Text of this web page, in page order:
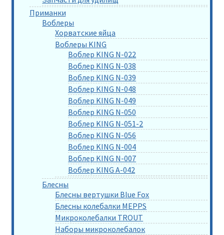
Приманки
Воблеры
Хорватские яйца
Воблеры KING
Воблер KING N-022
Воблер KING N-038
Воблер KING N-039
Воблер KING N-048
Воблер KING N-049
Воблер KING N-050
Воблер KING N-051-2
Воблер KING N-056
Воблер KING N-004
Воблер KING N-007
Воблер KING A-042
Блесны
Блесны вертушки Blue Fox
Блесны колебалки MEPPS
Микроколебалки TROUT
Наборы микроколебалок